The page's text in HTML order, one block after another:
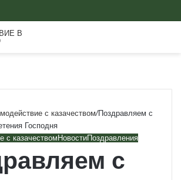
с казачеством/Поздравляем с
Господня
с казачеством НовостиПоздравления
с